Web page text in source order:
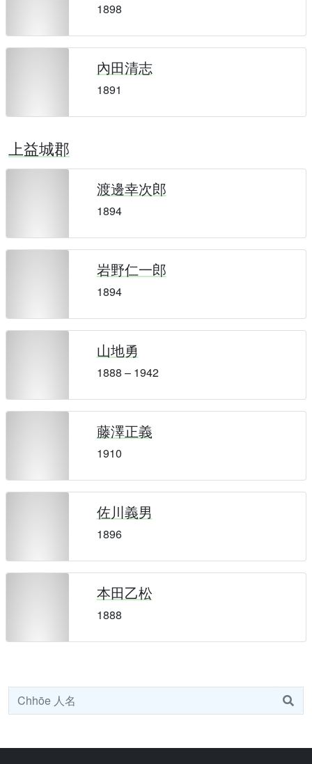
1898
內田清志
1891
上益城郡
渡邊幸次郎
1894
岩野仁一郎
1894
山地勇
1888 – 1942
藤澤正義
1910
佐川義男
1896
本田乙松
1888